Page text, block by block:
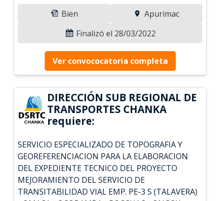
Bien
Apurimac
Finalizó el 28/03/2022
Ver convococatoria completa
DIRECCIÓN SUB REGIONAL DE
TRANSPORTES CHANKA
requiere:
SERVICIO ESPECIALIZADO DE TOPOGRAFIA Y
GEOREFERENCIACION PARA LA ELABORACION
DEL EXPEDIENTE TECNICO DEL PROYECTO
MEJORAMIENTO DEL SERVICIO DE
TRANSITABILIDAD VIAL EMP. PE-3 S (TALAVERA)